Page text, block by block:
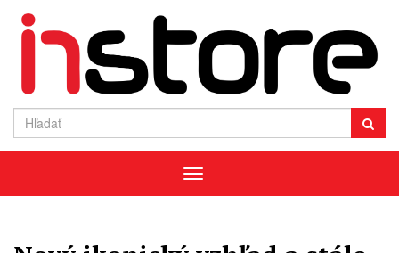
Menu